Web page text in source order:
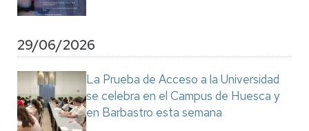
29/06/2026
La Prueba de Acceso a la Universidad
se celebra en el Campus de Huesca y
en Barbastro esta semana